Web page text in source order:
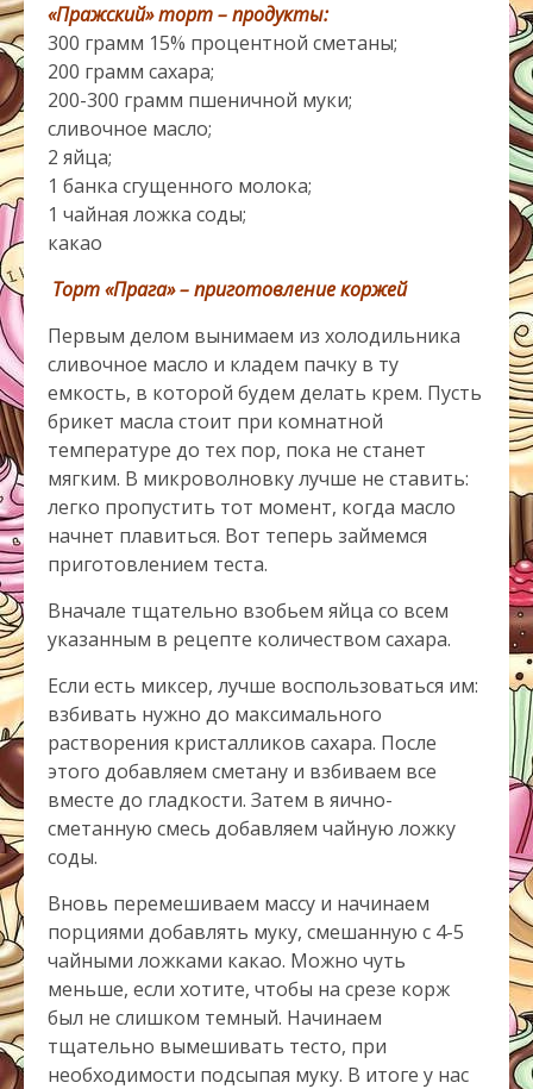
«Пражский» торт – продукты:
300 грамм 15% процентной сметаны;
200 грамм сахара;
200-300 грамм пшеничной муки;
сливочное масло;
2 яйца;
1 банка сгущенного молока;
1 чайная ложка соды;
какао
Торт «Прага» – приготовление коржей
Первым делом вынимаем из холодильника
сливочное масло и кладем пачку в ту
емкость, в которой будем делать крем. Пусть
брикет масла стоит при комнатной
температуре до тех пор, пока не станет
мягким. В микроволновку лучше не ставить:
легко пропустить тот момент, когда масло
начнет плавиться. Вот теперь займемся
приготовлением теста.
Вначале тщательно взобьем яйца со всем
указанным в рецепте количеством сахара.
Если есть миксер, лучше воспользоваться им:
взбивать нужно до максимального
растворения кристалликов сахара. После
этого добавляем сметану и взбиваем все
вместе до гладкости. Затем в яично-
сметанную смесь добавляем чайную ложку
соды.
Вновь перемешиваем массу и начинаем
порциями добавлять муку, смешанную с 4-5
чайными ложками какао. Можно чуть
меньше, если хотите, чтобы на срезе корж
был не слишком темный. Начинаем
тщательно вымешивать тесто, при
необходимости подсыпая муку. В итоге у нас